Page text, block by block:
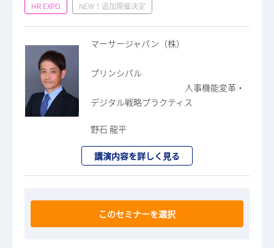
HR EXPO
NEW！追加開催決定
マーサージャパン（株）
プリンシパル
人事機能変革・
デジタル戦略プラクティス
野石 龍平
講演内容を詳しく見る
このセミナーを選択